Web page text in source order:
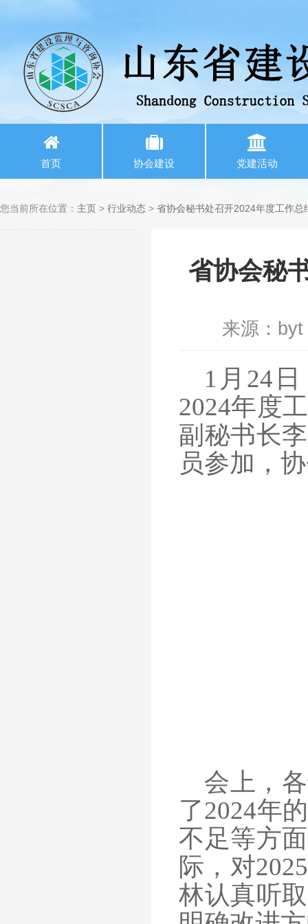
首页 协会建设 党建活动
您当前所在位置： 主页 > 行业动态 > 省协会秘书处召开2024年度工作总
省协会秘
来源：byt
1月24
2024年度
副秘书长
员参加，
会上，
了2024年
不足等方
际，对
林认真听